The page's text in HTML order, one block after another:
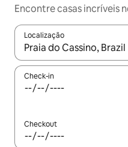
Encontre casas incríveis
Localização
Quando os resultados
Check-in
Checkout